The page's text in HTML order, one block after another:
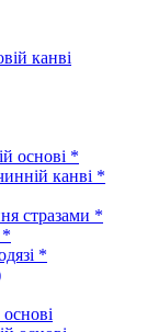
канві
основі *
канві *
стразами *
*
*